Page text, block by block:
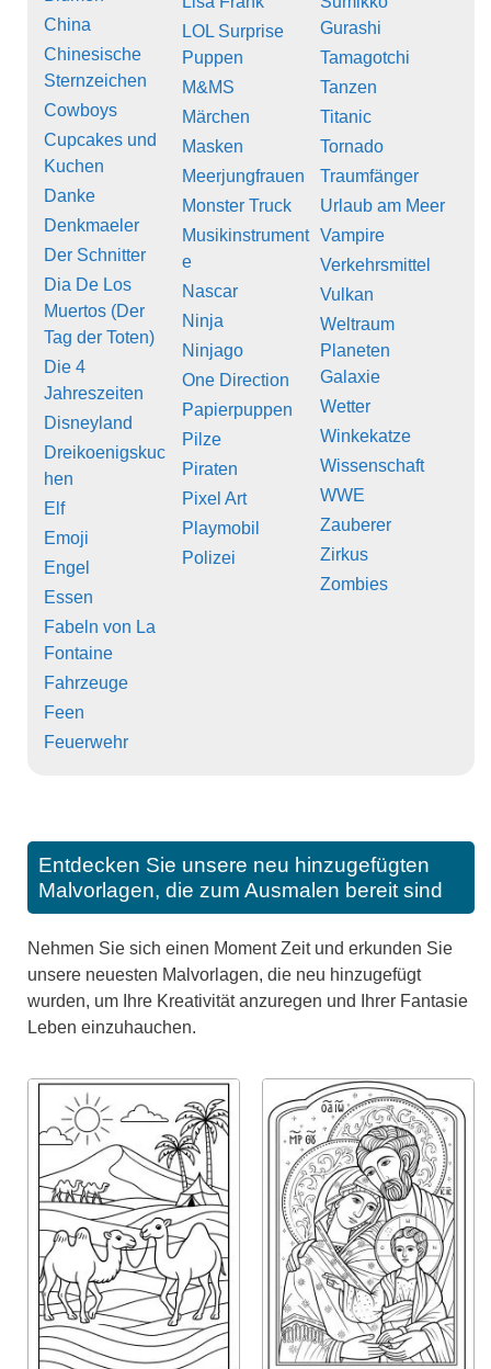
China
Chinesische
Sternzeichen
Cowboys
Cupcakes und
Kuchen
Danke
Denkmaeler
Der Schnitter
Dia De Los
Muertos (Der
Tag der Toten)
Die 4
Jahreszeiten
Disneyland
Dreikoenigskuc
hen
Elf
Emoji
Engel
Essen
Fabeln von La
Fontaine
Fahrzeuge
Feen
Feuerwehr
LOL Surprise
Puppen
M&MS
Märchen
Masken
Meerjungfrauen
Monster Truck
Musikinstrument
e
Nascar
Ninja
Ninjago
One Direction
Papierpuppen
Pilze
Piraten
Pixel Art
Playmobil
Polizei
Gurashi
Tamagotchi
Tanzen
Titanic
Tornado
Traumfänger
Urlaub am Meer
Vampire
Verkehrsmittel
Vulkan
Weltraum
Planeten
Galaxie
Wetter
Winkekatze
Wissenschaft
WWE
Zauberer
Zirkus
Zombies
Entdecken Sie unsere neu hinzugefügten
Malvorlagen, die zum Ausmalen bereit sind
Nehmen Sie sich einen Moment Zeit und erkunden Sie
unsere neuesten Malvorlagen, die neu hinzugefügt
wurden, um Ihre Kreativität anzuregen und Ihrer Fantasie
Leben einzuhauchen.